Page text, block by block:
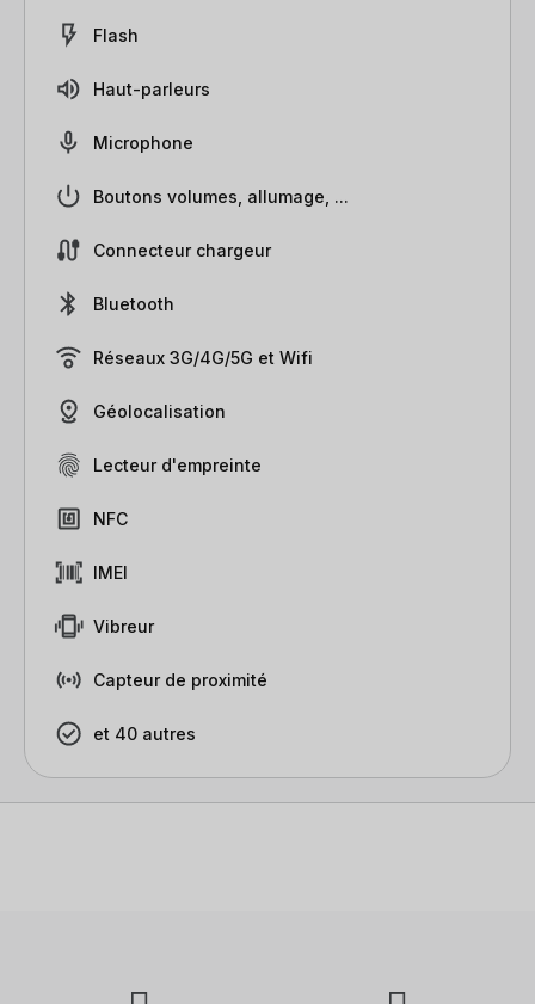
Flash
Haut-parleurs
Microphone
Boutons volumes, allumage, ...
Connecteur chargeur
Bluetooth
Réseaux 3G/4G/5G et Wifi
Géolocalisation
Lecteur d'empreinte
NFC
IMEI
Vibreur
Capteur de proximité
et 40 autres